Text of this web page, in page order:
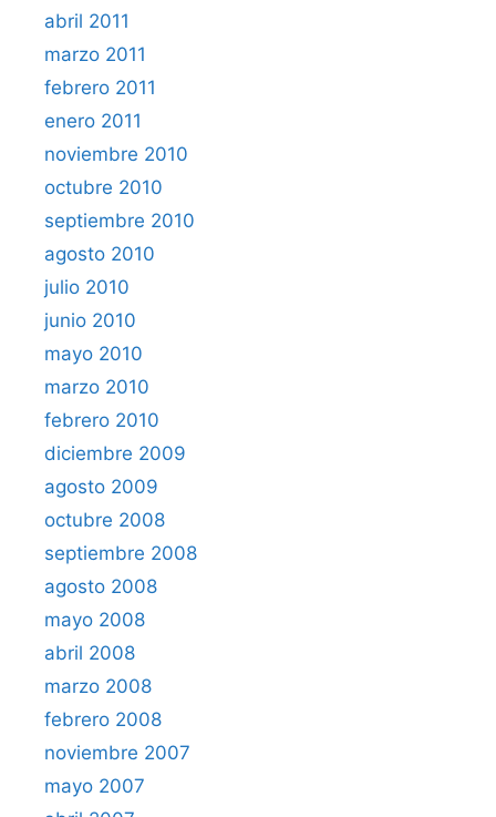
abril 2011
marzo 2011
febrero 2011
enero 2011
noviembre 2010
octubre 2010
septiembre 2010
agosto 2010
julio 2010
junio 2010
mayo 2010
marzo 2010
febrero 2010
diciembre 2009
agosto 2009
octubre 2008
septiembre 2008
agosto 2008
mayo 2008
abril 2008
marzo 2008
febrero 2008
noviembre 2007
mayo 2007